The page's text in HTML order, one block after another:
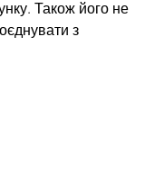
Також його не
з